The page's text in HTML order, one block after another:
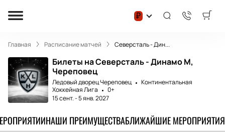
₽
Главная Расписание матчей Северсталь - Дин...
Билеты на Северсталь - Динамо М,
Череповец
Ледовый дворец Череповец
Континентальная
Хоккейная Лига
0+
15 сент.-5 янв. 2027
НАШИ ПРЕИМУЩЕСТВАБЛИЖАЙШИЕ МЕРОПРИЯТИЯ